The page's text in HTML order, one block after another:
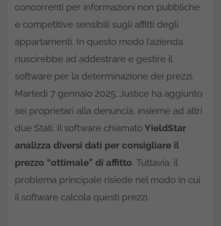
concorrenti per informazioni non pubbliche
e competitive sensibili sugli affitti degli
appartamenti. In questo modo l’azienda
riuscirebbe ad addestrare e gestire il
software per la determinazione dei prezzi.
Martedì 7 gennaio 2025, Justice ha aggiunto
sei proprietari alla denuncia, insieme ad altri
due Stati. Il software chiamatoYieldStar
analizza diversi dati per consigliare il
prezzo “ottimale” di affitto. Tuttavia, il
problema principale risiede nel modo in cui
il software calcola questi prezzi.